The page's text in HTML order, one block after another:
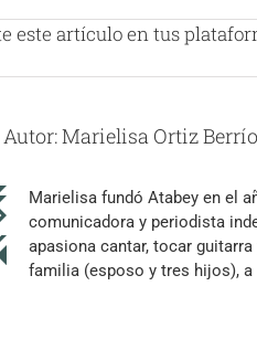
este artículo en tus
Autor:Marielisa Ortiz
Marielisa fundó Atabey en el
comunicadora y periodista
apasiona cantar, tocar
familia (esposo y tres hijos),